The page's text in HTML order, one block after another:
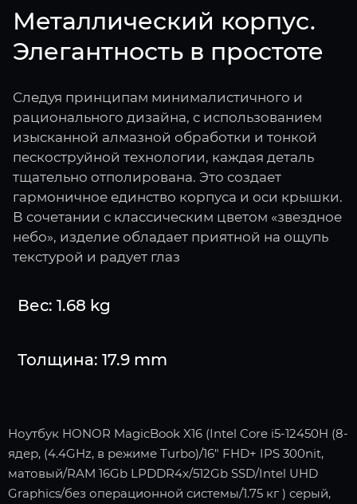
Металлический корпус.
Элегантность в простоте
Следуя принципам минималистичного и
рационального дизайна, с использованием
изысканной алмазной обработки и тонкой
пескоструйной технологии, каждая деталь
тщательно отполирована. Это создает
гармоничное единство корпуса и оси крышки.
В сочетании с классическим цветом «звездное
небо», изделие обладает приятной на ощупь
текстурой и радует глаз
Вес: 1.68 kg
Толщина: 17.9 mm
Ноутбук HONOR MagicBook X16 (Intel Core i5-12450H (8-
ядер, (4.4GHz, в режиме Turbo)/16" FHD+ IPS 300nit,
матовый/RAM 16Gb LPDDR4x/512Gb SSD/Intel UHD
Graphics/без операционной системы/1.75 кг ) серый,